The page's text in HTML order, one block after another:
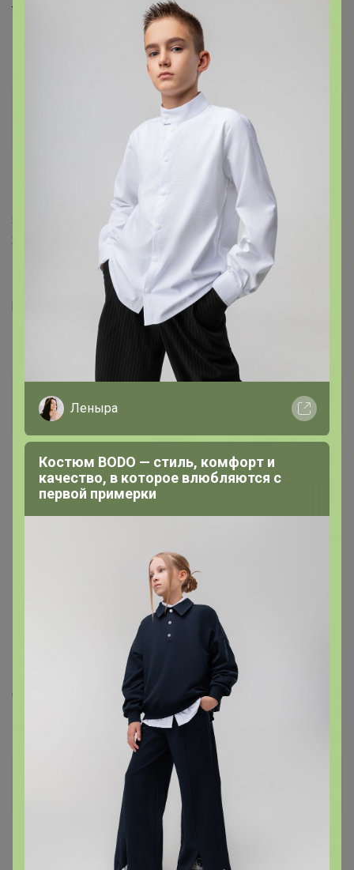
туфли
BURGERSCHUHE 45737 Туфли женские. Подойдут ли на
Организатор СП
11 января, 2021 11:31
3412_111
, длина стельки 25.5 см, на неширокую стопу
25 подойдут
[https://24-ok.ru/purchase/777758/catalog] [/url]
Кандидат в магистры
11 января, 2021 12:07
3412_111, длина стельки 25.5 см, на неширокую
Спасибо, примерять можно только в понедельник,
верно ? В то сомневаюсь как они в ширину
Брюнетка
Организатор СП
11 января, 2021 12:20
Леныра
Костюм BODO — стиль, комфорт и
качество, в которое влюбляются с
первой примерки